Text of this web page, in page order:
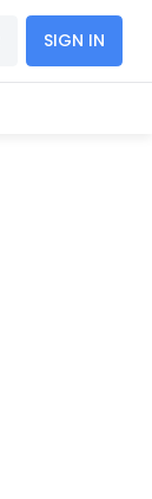
SIGN IN